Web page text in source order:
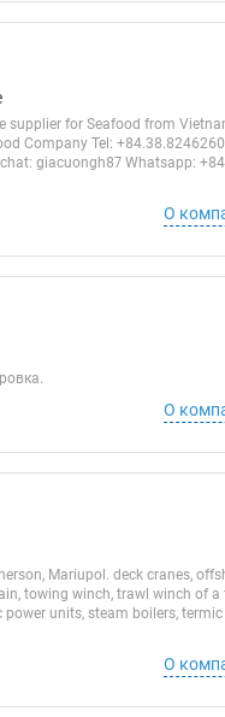
supplier for Seafood from
Company Tel:
giacuongh87 Whatsapp:
О
О
Mariupol. deck cranes,
towing winch, trawl winch of a
units, steam boilers,
О